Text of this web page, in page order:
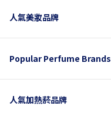
人氣美妝品牌
Popular Perfume Brands
人氣加熱菸品牌